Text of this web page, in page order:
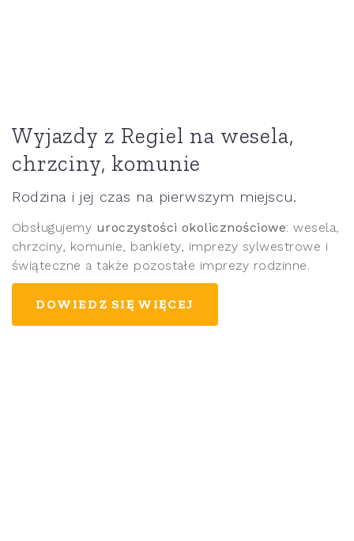
Wyjazdy z Regiel na wesela,
chrzciny, komunie
Rodzina i jej czas na pierwszym miejscu.
Obsługujemy uroczystości okolicznościowe: wesela,
chrzciny, komunie, bankiety, imprezy sylwestrowe i
świąteczne a także pozostałe imprezy rodzinne.
DOWIEDZ SIĘ WIĘCEJ